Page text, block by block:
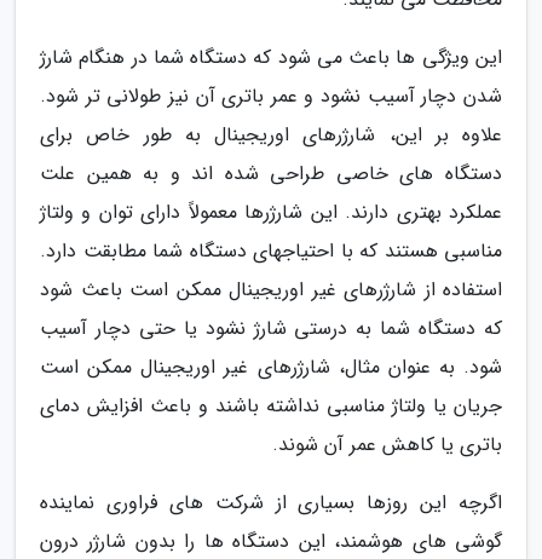
این ویژگی ها باعث می شود که دستگاه شما در هنگام شارژ
شدن دچار آسیب نشود و عمر باتری آن نیز طولانی تر شود.
علاوه بر این، شارژرهای اوریجینال به طور خاص برای
دستگاه های خاصی طراحی شده اند و به همین علت
عملکرد بهتری دارند. این شارژرها معمولاً دارای توان و ولتاژ
مناسبی هستند که با احتیاجهای دستگاه شما مطابقت دارد.
استفاده از شارژرهای غیر اوریجینال ممکن است باعث شود
که دستگاه شما به درستی شارژ نشود یا حتی دچار آسیب
شود. به عنوان مثال، شارژرهای غیر اوریجینال ممکن است
جریان یا ولتاژ مناسبی نداشته باشند و باعث افزایش دمای
باتری یا کاهش عمر آن شوند.
اگرچه این روزها بسیاری از شرکت های فراوری نماینده
گوشی های هوشمند، این دستگاه ها را بدون شارژر درون